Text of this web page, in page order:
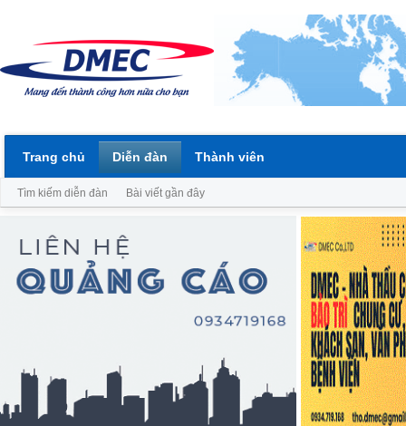
Trang chủ Diễn đàn
Tìm kiếm diễn đàn Bài viết gần đây
Thành viên